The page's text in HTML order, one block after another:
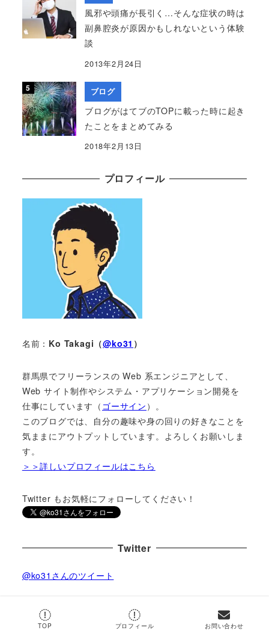
風邪や頭痛が長引く…そんな症状の時は
副鼻腔炎が原因かもしれないという体験
談
2013年2月24日
ブログ
ブログがはてブのTOPに載った時に起き
たことをまとめてみる
2018年2月13日
プロフィール
名前： Ko Takagi（@ko31 ）
群馬県でフリーランスの Web 系エンジニアとして、
Web サイト制作やシステム・アプリケーション開発を
仕事にしています（ ゴーサイン ）。
このブログでは、自分の趣味や身の回りの好きなことを
気ままにアウトプットしています。よろしくお願いしま
す。
＞＞詳しいプロフィールはこちら
Twitter もお気軽にフォローしてください！
Twitter
@ko31さんのツイート
by @ko31
TOP プロフィール お問い合わせ